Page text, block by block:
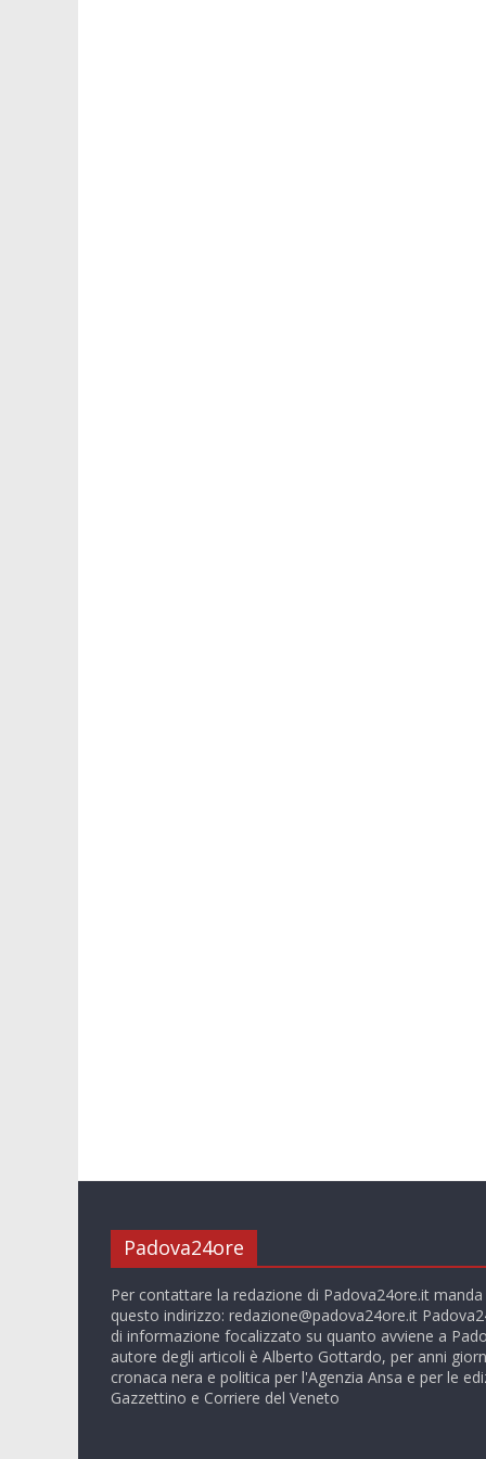
Padova24ore
Per contattare la redazione di Padova24ore.it
questo indirizzo: redazione@padova24ore.it
di informazione focalizzato su quanto avviene a
autore degli articoli è Alberto Gottardo, per anni
cronaca nera e politica per l'Agenzia Ansa e per le
Gazzettino e Corriere del Veneto